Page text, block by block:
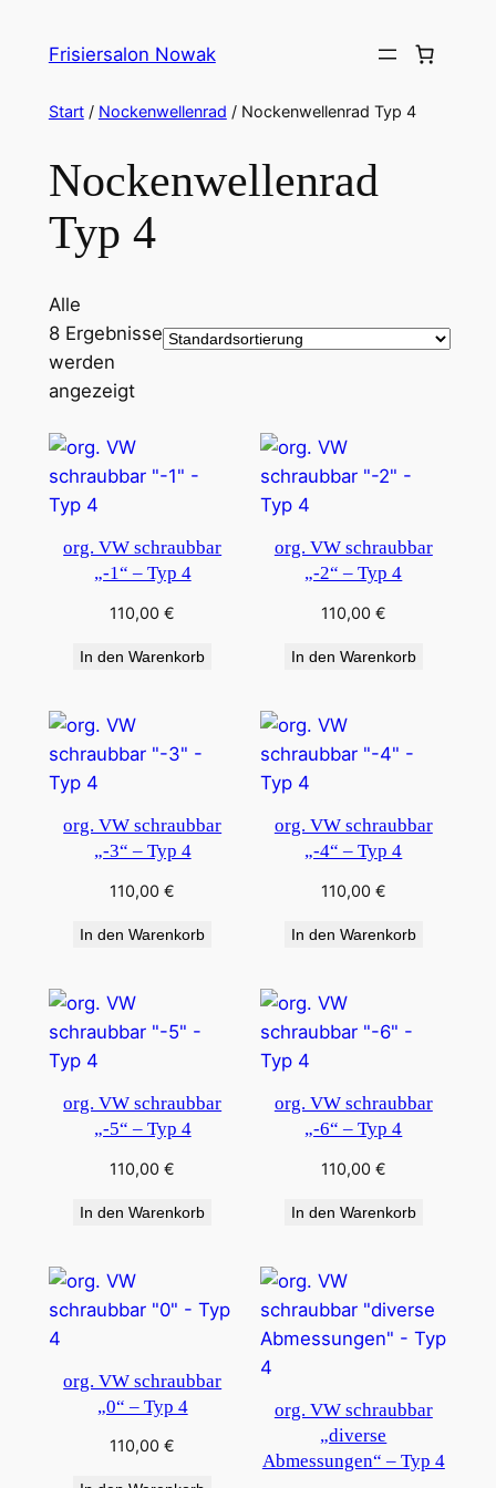
InhaltFrisiersalon Nowak
Start/ Nockenwellenrad / Nockenwellenrad Typ 4
Nockenwellenrad
Typ 4
Alle
8 Ergebnisse
werden
angezeigt
org. VW schraubbar
„-1“ – Typ 4
110,00€
In den Warenkorb
org. VW schraubbar
„-2“ – Typ 4
110,00 €
In den Warenkorb
org. VW schraubbar
„-3“ – Typ 4
110,00€
In den Warenkorb
org. VW schraubbar
„-4“ – Typ 4
110,00 €
In den Warenkorb
org. VW schraubbar
„-5“ – Typ 4
110,00€
In den Warenkorb
org. VW schraubbar
„-6“ – Typ 4
110,00 €
In den Warenkorb
org. VW schraubbar
„0“ – Typ 4
110,00€
org. VW schraubbar
„diverse
Abmessungen“ – Typ 4